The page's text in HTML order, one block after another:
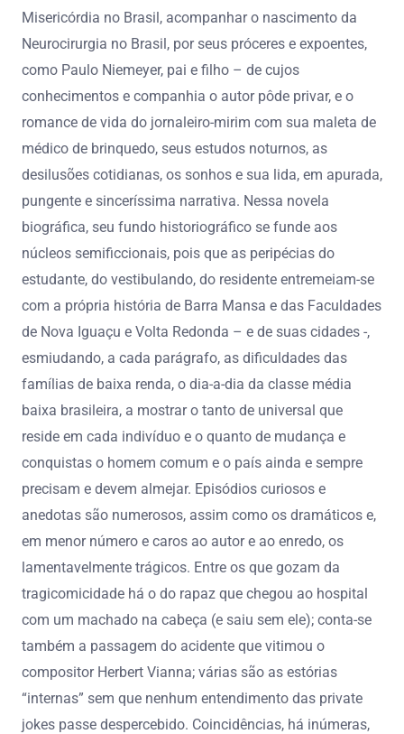
Misericórdia no Brasil, acompanhar o nascimento da
Neurocirurgia no Brasil, por seus próceres e expoentes,
como Paulo Niemeyer, pai e filho – de cujos
conhecimentos e companhia o autor pôde privar, e o
romance de vida do jornaleiro-mirim com sua maleta de
médico de brinquedo, seus estudos noturnos, as
desilusões cotidianas, os sonhos e sua lida, em apurada,
pungente e sinceríssima narrativa. Nessa novela
biográfica, seu fundo historiográfico se funde aos
núcleos semificcionais, pois que as peripécias do
estudante, do vestibulando, do residente entremeiam-se
com a própria história de Barra Mansa e das Faculdades
de Nova Iguaçu e Volta Redonda – e de suas cidades -,
esmiudando, a cada parágrafo, as dificuldades das
famílias de baixa renda, o dia-a-dia da classe média
baixa brasileira, a mostrar o tanto de universal que
reside em cada indivíduo e o quanto de mudança e
conquistas o homem comum e o país ainda e sempre
precisam e devem almejar. Episódios curiosos e
anedotas são numerosos, assim como os dramáticos e,
em menor número e caros ao autor e ao enredo, os
lamentavelmente trágicos. Entre os que gozam da
tragicomicidade há o do rapaz que chegou ao hospital
com um machado na cabeça (e saiu sem ele); conta-se
também a passagem do acidente que vitimou o
compositor Herbert Vianna; várias são as estórias
“internas” sem que nenhum entendimento das private
jokes passe despercebido. Coincidências, há inúmeras,